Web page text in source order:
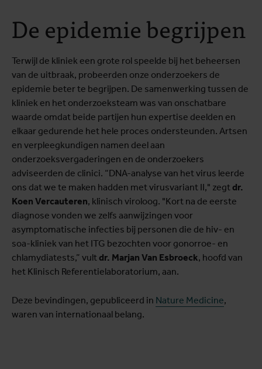
De epidemie begrijpen
Terwijl de kliniek een grote rol speelde bij het beheersen
van de uitbraak, probeerden onze onderzoekers de
epidemie beter te begrijpen. De samenwerking tussen de
kliniek en het onderzoeksteam was van onschatbare
waarde omdat beide partijen hun expertise deelden en
elkaar gedurende het hele proces ondersteunden. Artsen
en verpleegkundigen namen deel aan
onderzoeksvergaderingen en de onderzoekers
adviseerden de clinici. “DNA-analyse van het virus leerde
ons dat we te maken hadden met virusvariant II," zegtdr.
Koen Vercauteren, klinisch viroloog. "Kort na de eerste
diagnose vonden we zelfs aanwijzingen voor
asymptomatische infecties bij personen die de hiv- en
soa-kliniek van het ITG bezochten voor gonorroe- en
chlamydiatests,” vultdr. Marjan Van Esbroeck, hoofd van
het Klinisch Referentielaboratorium, aan.
Deze bevindingen, gepubliceerd in Nature Medicine,
waren van internationaal belang.